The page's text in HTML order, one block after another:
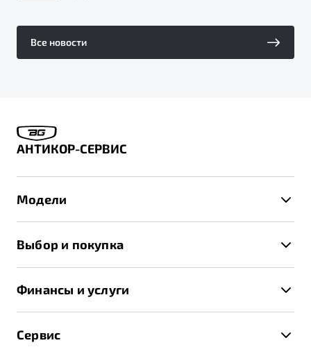
Все новости
АНТИКОР-СЕРВИС
Модели
X70
Выбор и покупка
Записаться на тест-драйв
Финансы и услуги
Сервис